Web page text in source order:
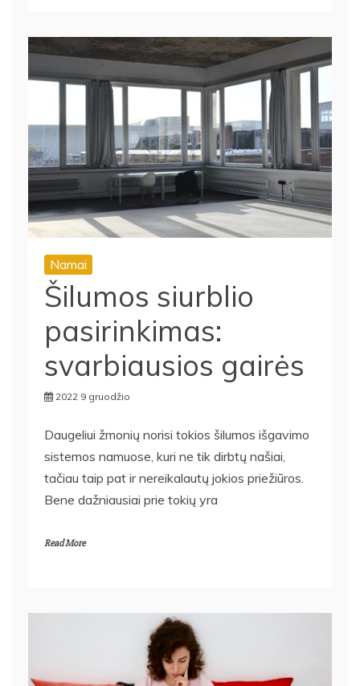
Namai
Šilumos siurblio
pasirinkimas:
svarbiausios gairės
Daugeliui žmonių norisi tokios šilumos išgavimo
sistemos namuose, kuri ne tik dirbtų našiai,
tačiau taip pat ir nereikalautų jokios priežiūros.
Bene dažniausiai prie tokių yra
Read More